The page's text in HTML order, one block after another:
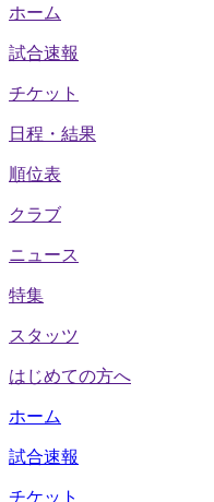
ホーム
試合速報
チケット
日程・結果
順位表
クラブ
ニュース
特集
スタッツ
はじめての方へ
ホーム
試合速報
チケット